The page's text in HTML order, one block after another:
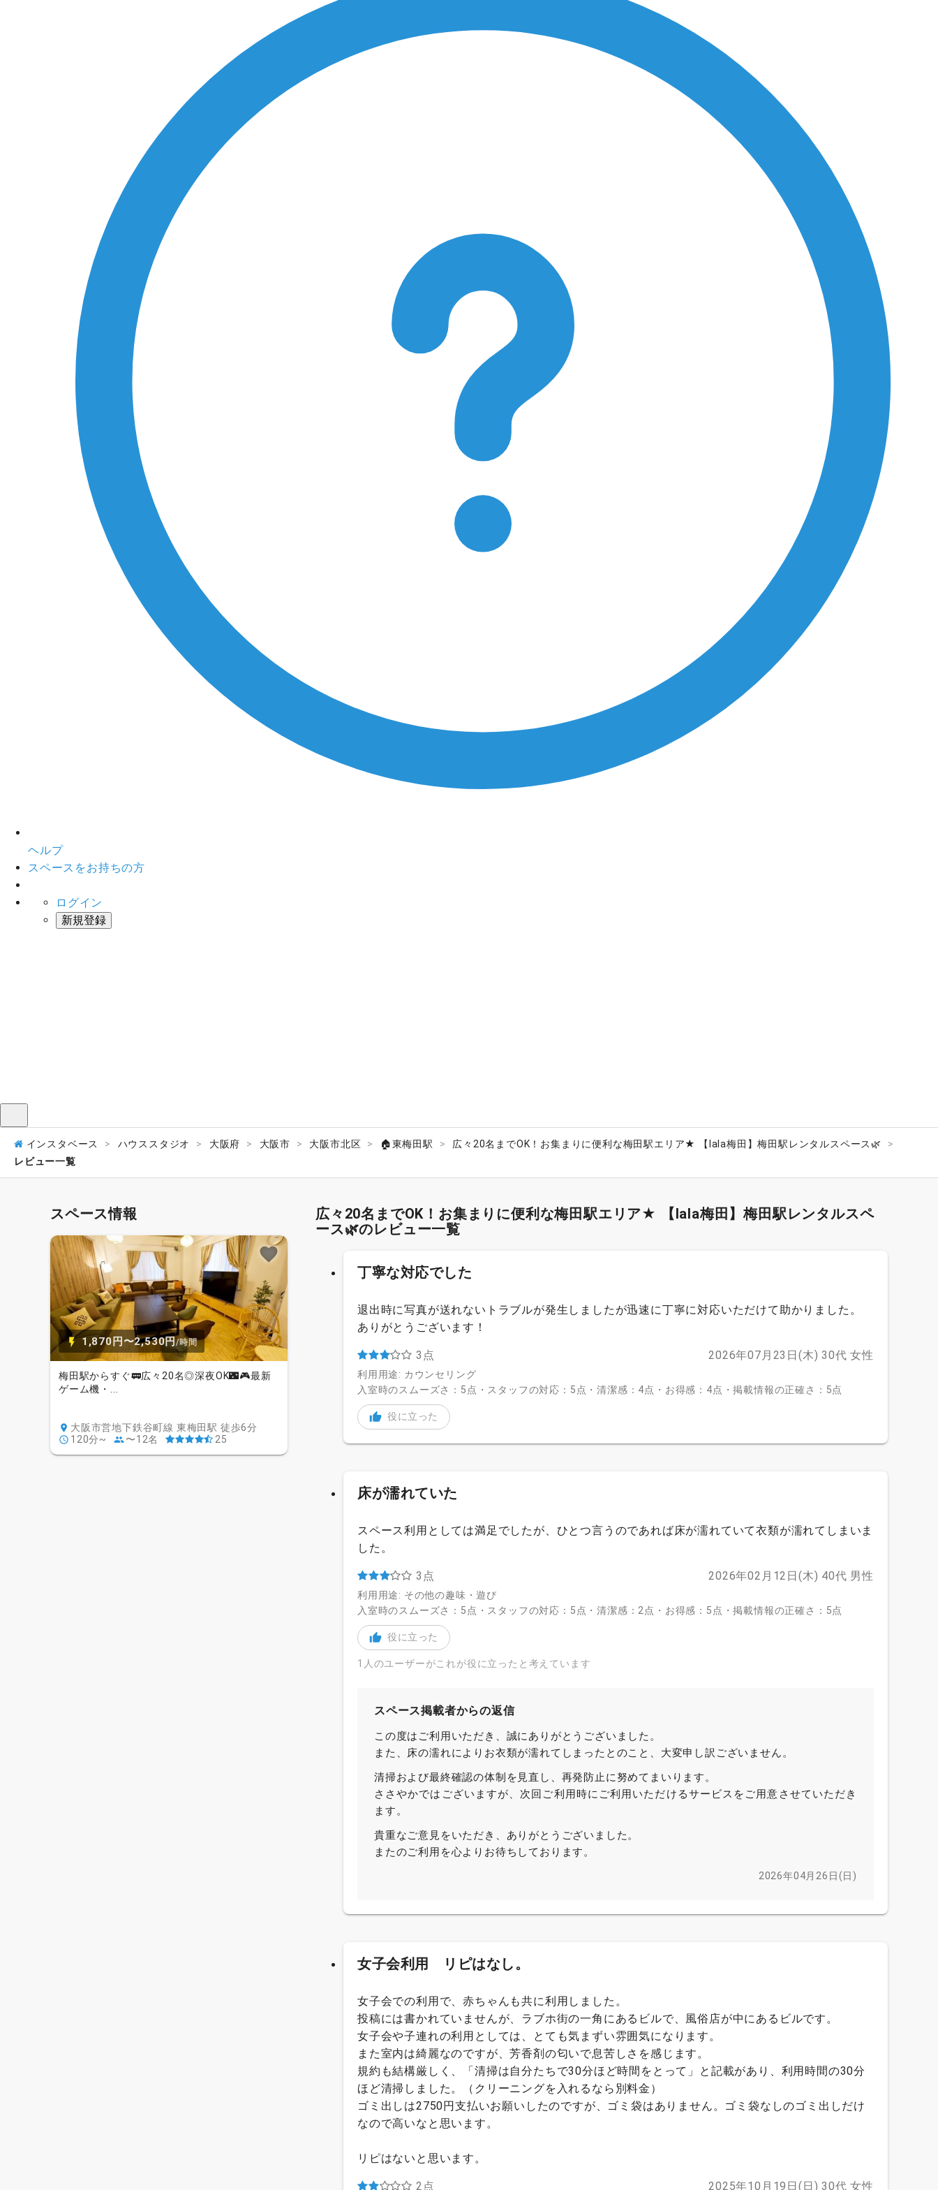
ヘルプ
スペースをお持ちの方
ログイン
新規登録
インスタベース ハウススタジオ 大阪府 大阪市 大阪市北区 🏠東梅田駅
広々20名までOK！お集まりに便利な梅田駅エリア★ 【lala梅田】梅田駅レンタルスペース🌿
レビュー一覧
スペース情報
1,870円〜2,530円/時間
梅田駅からすぐ🚃広々20名◎深夜OK🌃🎮最新
ゲーム機・...
大阪市営地下鉄谷町線 東梅田駅 徒歩6分
120分~
〜12名 25
広々20名までOK！お集まりに便利な梅田駅エリア★ 【lala梅田】梅田駅レンタルスペ
ース🌿のレビュー一覧
丁寧な対応でした
退出時に写真が送れないトラブルが発生しましたが迅速に丁寧に対応いただけて助かりました。
ありがとうございます！
3点 2026年07月23日(木) 30代 女性
利用用途: カウンセリング
入室時のスムーズさ：5点・スタッフの対応：5点・清潔感：4点・お得感：4点・掲載情報の正確さ：5点
役に立った
床が濡れていた
スペース利用としては満足でしたが、ひとつ言うのであれば床が濡れていて衣類が濡れてしまいま
した。
3点 2026年02月12日(木) 40代 男性
利用用途: その他の趣味・遊び
入室時のスムーズさ：5点・スタッフの対応：5点・清潔感：2点・お得感：5点・掲載情報の正確さ：5点
役に立った
1人のユーザーがこれが役に立ったと考えています
スペース掲載者からの返信
この度はご利用いただき、誠にありがとうございました。
また、床の濡れによりお衣類が濡れてしまったとのこと、大変申し訳ございません。
清掃および最終確認の体制を見直し、再発防止に努めてまいります。
ささやかではございますが、次回ご利用時にご利用いただけるサービスをご用意させていただき
ます。
貴重なご意見をいただき、ありがとうございました。
またのご利用を心よりお待ちしております。
2026年04月26日(日)
女子会利用 リピはなし。
女子会での利用で、赤ちゃんも共に利用しました。
投稿には書かれていませんが、ラブホ街の一角にあるビルで、風俗店が中にあるビルです。
女子会や子連れの利用としては、とても気まずい雰囲気になります。
また室内は綺麗なのですが、芳香剤の匂いで息苦しさを感じます。
規約も結構厳しく、「清掃は自分たちで30分ほど時間をとって」と記載があり、利用時間の30分
ほど清掃しました。（クリーニングを入れるなら別料金）
ゴミ出しは2750円支払いお願いしたのですが、ゴミ袋はありません。ゴミ袋なしのゴミ出しだけ
なので高いなと思います。
リピはないと思います。
2点 2025年10月19日(日) 30代 女性